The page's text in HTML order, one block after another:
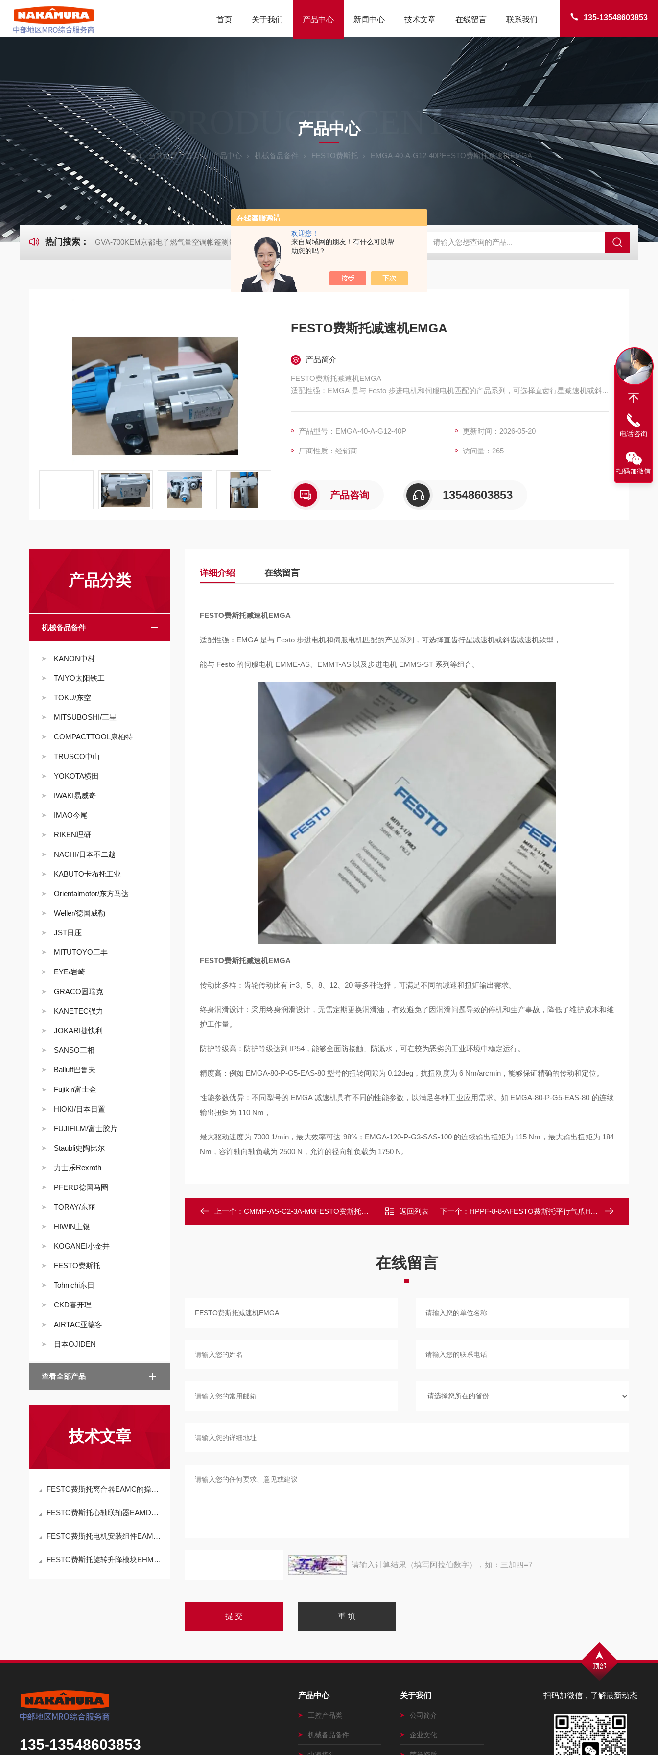
欢迎您！
来自局域网的朋友！有什么可以帮
助您的吗？
135-13548603853
首页 关于我们 产品中心 新闻中心 技术文章 在线留言 联系我们
PRODUCTS CENTER
产品中心
当前位置：首页 产品中心 机械备品备件 FESTO费斯托 EMGA-40-A-G12-40PFESTO费斯托减速机EMGA
热门搜索： GVA-700KEM京都电子燃气量空调帐篷测量装置 MD-Win日本：KEM京都电子汞测量和控制软件 GVA-710KEM京都电子燃气量空调帐篷测量仪 E3Z-BOMRON放大器
FESTO费斯托减速机EMGA
产品简介
FESTO费斯托减速机EMGA
适配性强：EMGA 是与 Festo 步进电机和伺服电机匹配的产品系列，可选择直齿行星减速机或斜齿
产品型号：EMGA-40-A-G12-40P
更新时间：2026-05-20
厂商性质：经销商 访问量：265
产品咨询 13548603853
产品分类
机械备品备件
KANON中村
TAIYO太阳铁工
TOKU/东空
MITSUBOSHI/三星
COMPACTTOOL康柏特
TRUSCO中山
YOKOTA横田
IWAKI易威奇
IMAO今尾
RIKEN理研
NACHI/日本不二越
KABUTO卡布托工业
Orientalmotor/东方马达
Weller/德国威勒
JST日压
MITUTOYO三丰
EYE/岩崎
GRACO固瑞克
KANETEC强力
JOKARI捷快利
SANSO三相
Balluff巴鲁夫
Fujikin富士金
HIOKI/日本日置
FUJIFILM/富士胶片
Staubli史陶比尔
力士乐Rexroth
PFERD德国马圈
TORAY/东丽
HIWIN上银
KOGANEI小金井
FESTO费斯托
Tohnichi东日
CKD喜开理
AIRTAC亚德客
日本OJIDEN
查看全部产品
技术文章
FESTO费斯托离合器EAMC的操作使用
FESTO费斯托心轴联轴器EAMD的操作使用
FESTO费斯托电机安装组件EAMM的特点
FESTO费斯托旋转升降模块EHMB的操作使用
详细介绍 在线留言
FESTO费斯托减速机EMGA
适配性强：EMGA 是与 Festo 步进电机和伺服电机匹配的产品系列，可选择直齿行星减速机或斜齿减速机款型，
能与 Festo 的伺服电机 EMME-AS、EMMT-AS 以及步进电机 EMMS-ST 系列等组合。
FESTO费斯托减速机EMGA
传动比多样：齿轮传动比有 i=3、5、8、12、20 等多种选择，可满足不同的减速和扭矩输出需求。
终身润滑设计：采用终身润滑设计，无需定期更换润滑油，有效避免了因润滑问题导致的停机和生产事故，降低了维护成本和维
护工作量。
防护等级高：防护等级达到 IP54，能够全面防接触、防溅水，可在较为恶劣的工业环境中稳定运行。
精度高：例如 EMGA-80-P-G5-EAS-80 型号的扭转间隙为 0.12deg，抗扭刚度为 6 Nm/arcmin，能够保证精确的传动和定位。
性能参数优异：不同型号的 EMGA 减速机具有不同的性能参数，以满足各种工业应用需求。如 EMGA-80-P-G5-EAS-80 的连续
输出扭矩为 110 Nm，
最大驱动速度为 7000 1/min，最大效率可达 98%；EMGA-120-P-G3-SAS-100 的连续输出扭矩为 115 Nm，最大输出扭矩为 184
Nm，容许轴向轴负载为 2500 N，允许的径向轴负载为 1750 N。
上一个： CMMP-AS-C2-3A-M0FESTO费斯托电机控制器CMMP-AS 返回列表 下一个： HPPF-8-8-AFESTO费斯托平行气爪HPPF
在线留言
请输入计算结果（填写阿拉伯数字），如：三加四=7
扫码加微信，了解最新动态
135-13548603853
产品中心
工控产品类
机械备品备件
关于我们
公司简介
企业文化
电话咨询
扫码加微信